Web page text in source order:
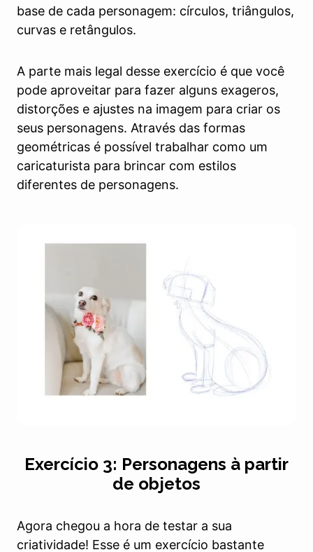
base de cada personagem: círculos, triângulos,
curvas e retângulos.
A parte mais legal desse exercício é que você
pode aproveitar para fazer alguns exageros,
distorções e ajustes na imagem para criar os
seus personagens. Através das formas
geométricas é possível trabalhar como um
caricaturista para brincar com estilos
diferentes de personagens.
Exercício 3: Personagens à partir
de objetos
Agora chegou a hora de testar a sua
criatividade! Esse é um exercício bastante